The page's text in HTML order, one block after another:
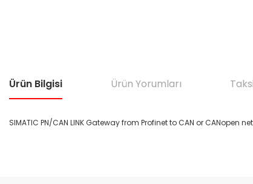
Ürün Bilgisi Ürün Yorumları
SIMATIC PN/CAN LINK Gateway from Profinet to CAN or CANopen